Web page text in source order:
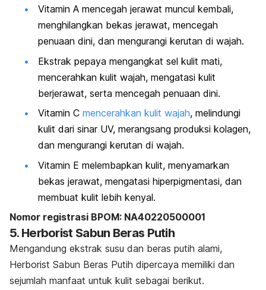
Vitamin A mencegah jerawat muncul kembali,
menghilangkan bekas jerawat, mencegah
penuaan dini, dan mengurangi kerutan di wajah.
Ekstrak pepaya mengangkat sel kulit mati,
mencerahkan kulit wajah, mengatasi kulit
berjerawat, serta mencegah penuaan dini.
Vitamin C mencerahkan kulit wajah, melindungi
kulit dari sinar UV, merangsang produksi kolagen,
dan mengurangi kerutan di wajah.
Vitamin E melembapkan kulit, menyamarkan
bekas jerawat, mengatasi hiperpigmentasi, dan
membuat kulit lebih kenyal.
Nomor registrasi BPOM: NA40220500001
5. Herborist Sabun Beras Putih
Mengandung ekstrak susu dan beras putih alami,
Herborist Sabun Beras Putih dipercaya memiliki dan
sejumlah manfaat untuk kulit sebagai berikut.